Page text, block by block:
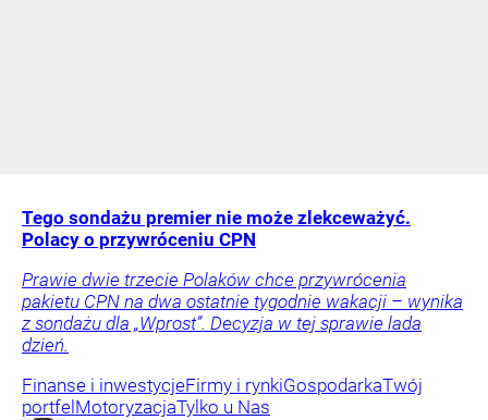
Tego sondażu premier nie może zlekceważyć.
Polacy o przywróceniu CPN
Prawie dwie trzecie Polaków chce przywrócenia
pakietu CPN na dwa ostatnie tygodnie wakacji – wynika
z sondażu dla „Wprost”. Decyzja w tej sprawie lada
dzień.
Finanse i inwestycjeFirmy i rynkiGospodarkaTwój
portfel MotoryzacjaTylko u Nas